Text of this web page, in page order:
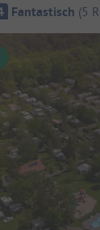
Fantastisch (5